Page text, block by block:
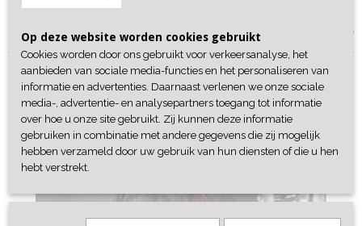
Home >Shop>Collectie>Blazers & Jackets> Jeansjacket Ripped
Op deze website worden cookies gebruikt
Cookies worden door ons gebruikt voor verkeersanalyse, het
aanbieden van sociale media-functies en het personaliseren van
informatie en advertenties. Daarnaast verlenen we onze sociale
media-, advertentie- en analysepartners toegang tot informatie
over hoe u onze site gebruikt. Zij kunnen deze informatie
gebruiken in combinatie met andere gegevens die zij mogelijk
hebben verzameld door uw gebruik van hun diensten of die u hen
hebt verstrekt.